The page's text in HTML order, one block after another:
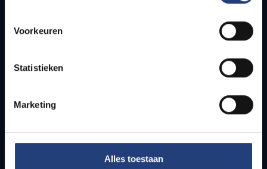
Voorkeuren
Statistieken
Marketing
Alles toestaan
Bereikbaarheid